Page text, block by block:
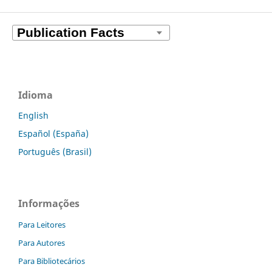
Idioma
English
Español (España)
Português (Brasil)
Informações
Para Leitores
Para Autores
Para Bibliotecários